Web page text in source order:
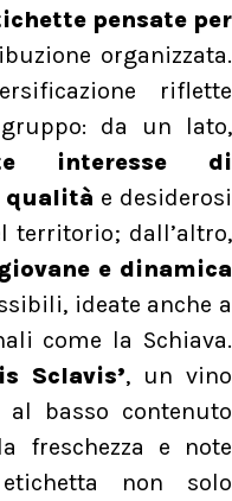
pensate per
organizzata.
riflette
da un lato,
interesse di
qualità e desiderosi
territorio; dall’altro,
e dinamica
ideate anche a
come la Schiava.
Sclavis’, un vino
al basso contenuto
freschezza e note
non solo